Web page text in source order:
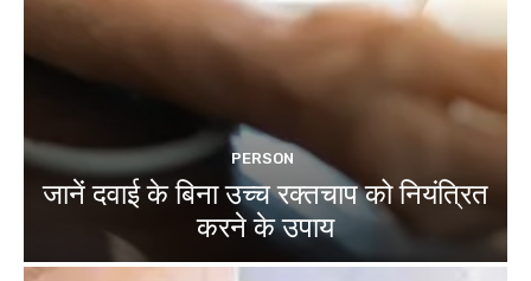
PERSON
जानें दवाई के बिना उच्च रक्तचाप को नियंत्रित
करने के उपाय